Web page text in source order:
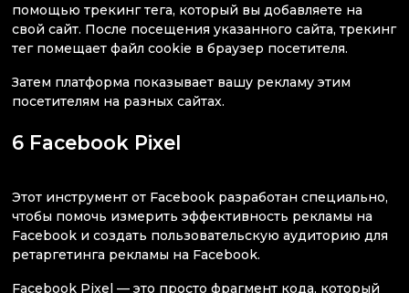
помощью трекинг тега, который вы добавляете на
свой сайт. После посещения указанного сайта, трекинг
тег помещает файл cookie в браузер посетителя.
Затем платформа показывает вашу рекламу этим
посетителям на разных сайтах.
6 Facebook Pixel
Этот инструмент от Facebook разработан специально,
чтобы помочь измерить эффективность рекламы на
Facebook и создать пользовательскую аудиторию для
ретаргетинга рекламы на Facebook.
Facebook Pixel — это просто фрагмент кода, который